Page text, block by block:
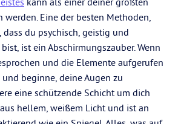
werden. Eine der besten Methoden,
du psychisch, geistig und
ist ein Abschirmungszauber. Wenn
und die Elemente aufgerufen
beginne, deine Augen zu
eine schützende Schicht um dich
hellem, weißem Licht und ist an